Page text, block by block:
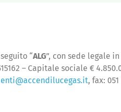
“ALG”, con sede legale
– Capitale sociale €
, fax: